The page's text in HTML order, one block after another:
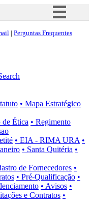
Simplifique!
à informação
Canais
| Perguntas Frequentes
• Mapa Estratégico
de Ética • Regimento
• EIA - RIMA URA •
• Santa Quitéria •
de Fornecedores •
• Pré-Qualificação •
• Avisos •
e Contratos •